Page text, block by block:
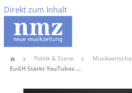
Direkt zum Inhalt
Pfadnavigation
Home Politik & Szene
EuGH Stärkt YouTubes Position Im Fall Von Urheberrechtsverletzungen